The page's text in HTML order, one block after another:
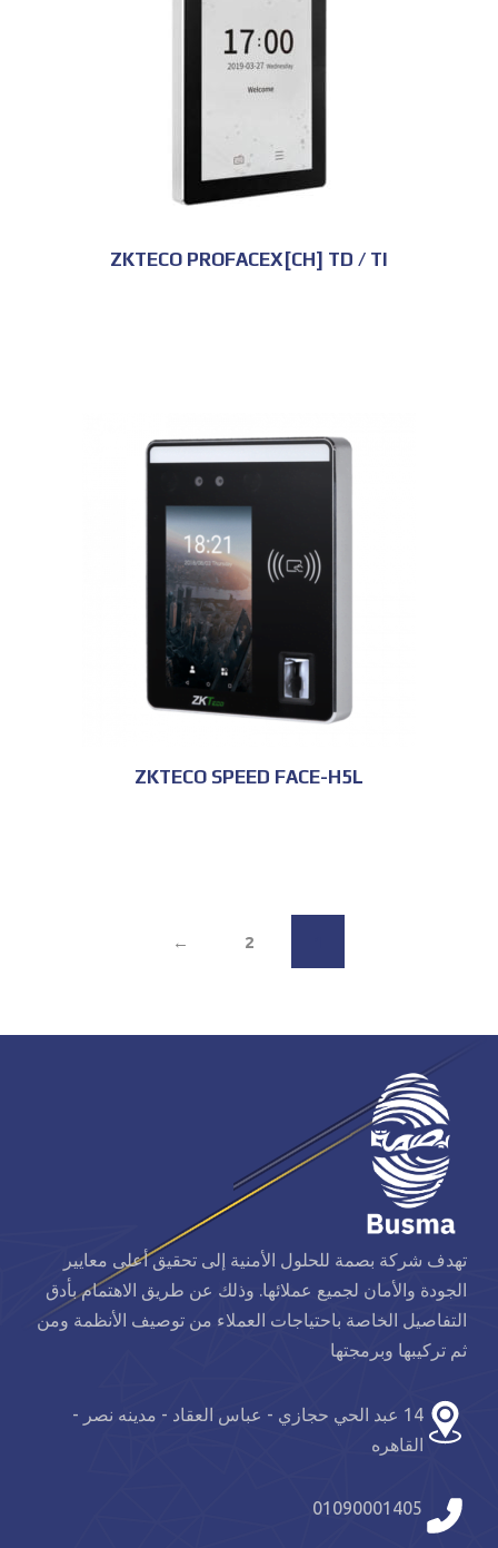
ZKTECO PROFACEX[CH] TD / TI
ZKTECO SPEED FACE-H5L
2
←
14 عبد الحي حجازي - عباس العقاد - مدينه نصر -
القاهره
01090001405
تهدف شركة بصمة للحلول الأمنية إلى تحقيق أعلى معايير
الجودة والأمان لجميع عملائها. وذلك عن طريق الاهتمام بأدق
التفاصيل الخاصة باحتياجات العملاء من توصيف الأنظمة ومن
ثم تركيبها وبرمجتها